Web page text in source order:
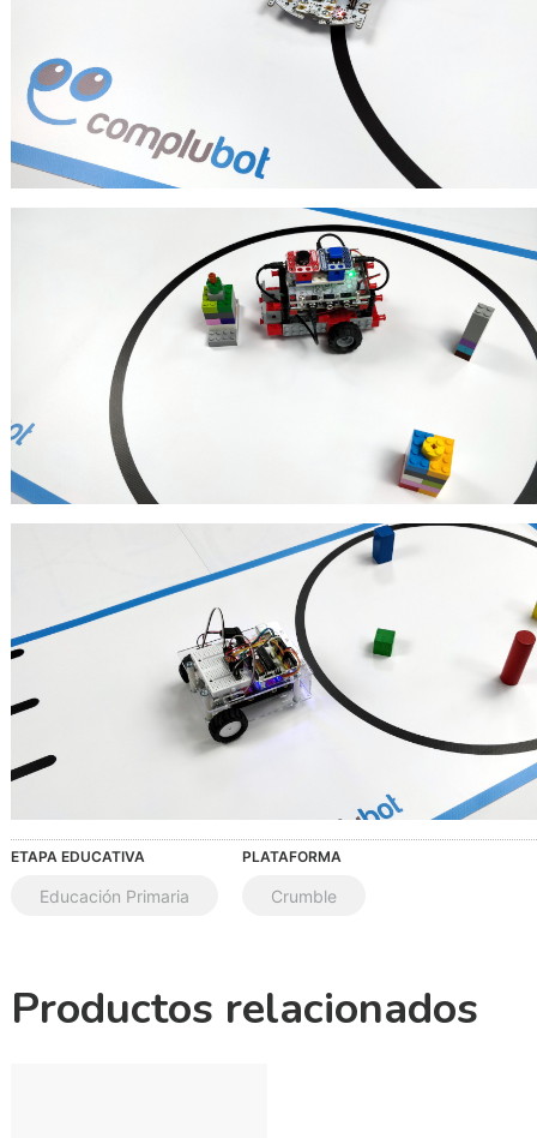
ETAPA EDUCATIVA
Educación Primaria
PLATAFORMA
Crumble
Productos relacionados